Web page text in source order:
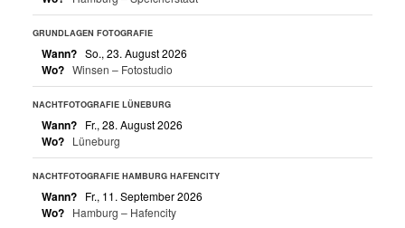
GRUNDLAGEN FOTOGRAFIE
Wann? So., 23. August 2026
Wo? Winsen – Fotostudio
NACHTFOTOGRAFIE LÜNEBURG
Wann? Fr., 28. August 2026
Wo? Lüneburg
NACHTFOTOGRAFIE HAMBURG HAFENCITY
Wann? Fr., 11. September 2026
Wo? Hamburg – Hafencity